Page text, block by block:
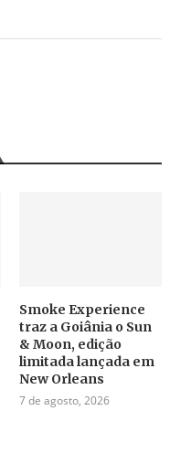
Smoke Experience
traz a Goiânia o Sun
& Moon, edição
limitada lançada em
New Orleans
7 de agosto, 2026